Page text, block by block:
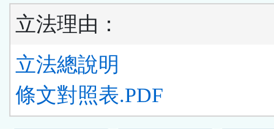
立法理由：
立法總說明
條文對照表.PDF